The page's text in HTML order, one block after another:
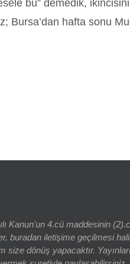
bu” demedik,
Bursa’dan hafta sonu
Kanun'un 4.cü maddesinin
buradan iletişime geçilmesi
dönüş yapacaktır.